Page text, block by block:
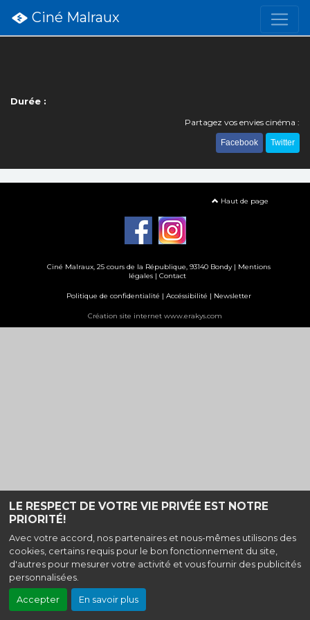
LE RESPECT DE VOTRE VIE PRIVÉE EST NOTRE
PRIORITÉ!
Avec votre accord, nos partenaires et nous-mêmes utilisons des
cookies, certains requis pour le bon fonctionnement du site,
d'autres pour mesurer votre activité et vous fournir des publicités
personnalisées.
Accepter En savoir plus
Ciné Malraux
Durée :
Partagez vos envies cinéma :
Facebook Twitter
Haut de page
Ciné Malraux, 25 cours de la République, 93140 Bondy | Mentions
légales | Contact
Politique de confidentialité | Accéssibilité | Newsletter
Création site internet www.erakys.com